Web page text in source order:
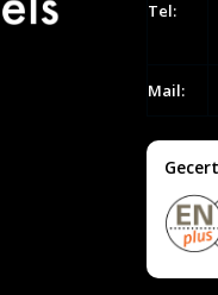
Tel:
Mail: